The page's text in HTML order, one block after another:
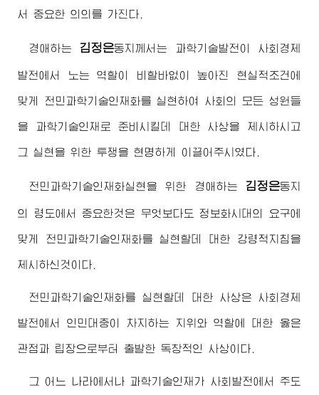
서 중요한 의의를 가진다.
경애하는 김정은동지 께서는 과학기술발전이 사회경제
발전에서 노는 역할이 비할바없이 높아진 현실적조건에
맞게 전민과학기술인재화를 실현하여 사회의 모든 성원들
을 과학기술인재로 준비시킬데 대한 사상을 제시하시고
그 실현을 위한 투쟁을 현명하게 이끌어주시였다.
전민과학기술인재화실현을 위한 경애하는 김정은동지
의 령도에서 중요한것은 무엇보다도 정보화시대의 요구에
맞게 전민과학기술인재화를 실현할데 대한 강령적지침을
제시하신것이다.
전민과학기술인재화를 실현할데 대한 사상은 사회경제
발전에서 인민대중이 차지하는 지위와 역할에 대한 옳은
관점과 립장으로부터 출발한 독창적인 사상이다.
그 어느 나라에서나 과학기술인재가 사회발전에서 주도